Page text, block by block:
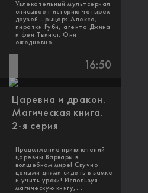
Увлекательный мультсериал
описывает историю четырёх
друзей - рыцаря Алекса,
пиратки Руби, агента Джина
и феи Твинкл. Они
ежедневно...
16:50
Царевна и дракон.
Магическая книга.
2-я серия
Продолжение приключений
царевны Варвары в
волшебном мире! Скучно
целыми днями сидеть в замке
и учить уроки! Используя
магическую книгу,...